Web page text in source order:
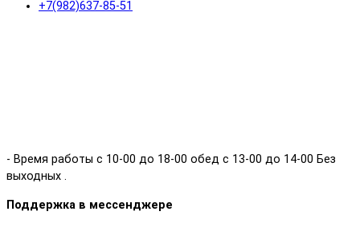
+7(982)637-85-51
- Время работы с 10-00 до 18-00 обед с 13-00 до 14-00 Без
выходных .
Поддержка в мессенджере